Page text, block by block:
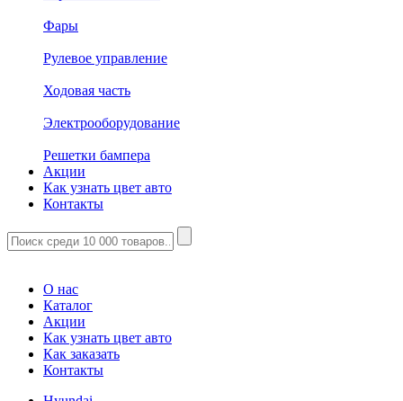
Фары
Рулевое управление
Ходовая часть
Электрооборудование
Решетки бампера
Акции
Как узнать цвет авто
Контакты
О нас
Каталог
Акции
Как узнать цвет авто
Как заказать
Контакты